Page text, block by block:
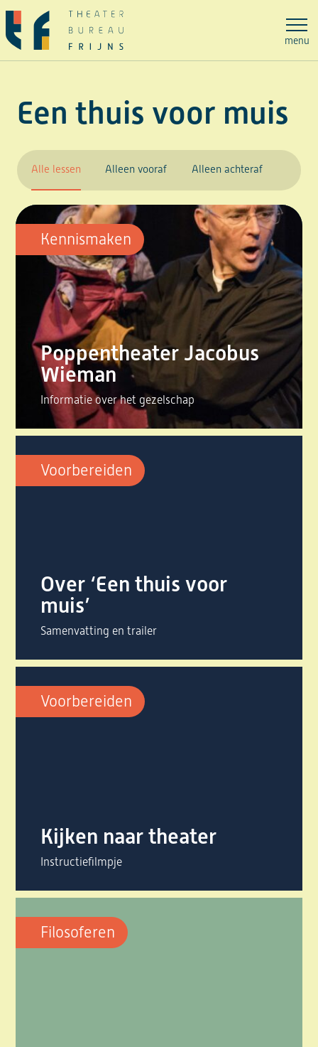
Ga
naar
de
inhoud
menu
Een thuis voor muis
Alle lessen Alleen vooraf Alleen achteraf
Kennismaken
Poppentheater Jacobus
Wieman
Informatie over het gezelschap
Voorbereiden
Over ‘Een thuis voor
muis’
Samenvatting en trailer
Voorbereiden
Kijken naar theater
Instructiefilmpje
Filosoferen